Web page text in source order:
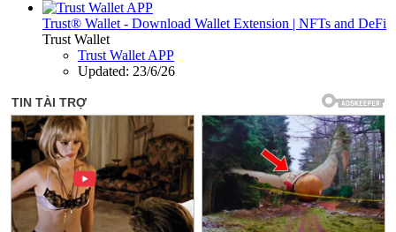
Trust® Wallet - Download Wallet Extension | NFTs and DeFi
Trust Wallet
Trust Wallet APP
Updated: 23/6/26